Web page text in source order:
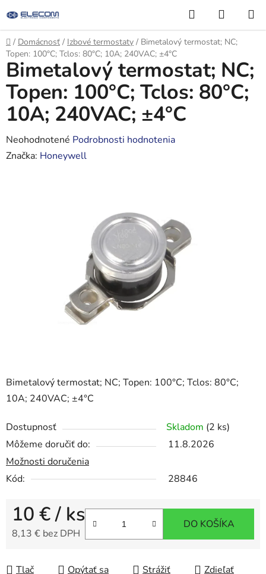
na
obsah
Hľadať
KOŠÍK
Domov
/ Domácnosť / Izbové termostaty / Bimetalový termostat; NC;
Topen: 100°C; Tclos: 80°C; 10A; 240VAC; ±4°C
Bimetalový termostat; NC; Topen: 100°C; Tclos: 80°C;
10A; 240VAC; ±4°C
Dostupnosť Skladom (2 ks)
Môžeme doručiť do:
11.8.2026
Možnosti doručenia
Kód:
28846
10 €/ ks
8,13 € bez DPH
DO KOŠÍKA
Tlač Opýtať sa Strážiť Zdieľať
Bimetalový termostat; NC;
Topen: 100°C; Tclos: 80°C;
10A; 240VAC; ±4°C
Priemerné
hodnotenie
Neohodnotené Podrobnosti hodnotenia
Značka: Honeywell